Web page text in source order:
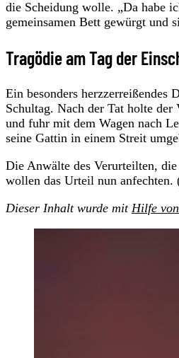
die Scheidung wolle. „Da habe
gemeinsamen Bett gewürgt und
Tragödie am Tag der
Ein besonders herzzerreißendes
Schultag. Nach der Tat holte
und fuhr mit dem Wagen nach
seine Gattin in einem Streit
Die Anwälte des Verurteilten,
wollen das Urteil nun anfechten.
Dieser Inhalt wurde mit Hilfe